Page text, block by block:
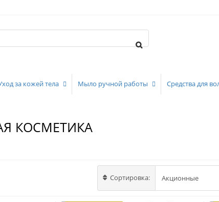
за кожей тела Мыло ручной работы Средства для
КОСМЕТИКА
Сортировка: